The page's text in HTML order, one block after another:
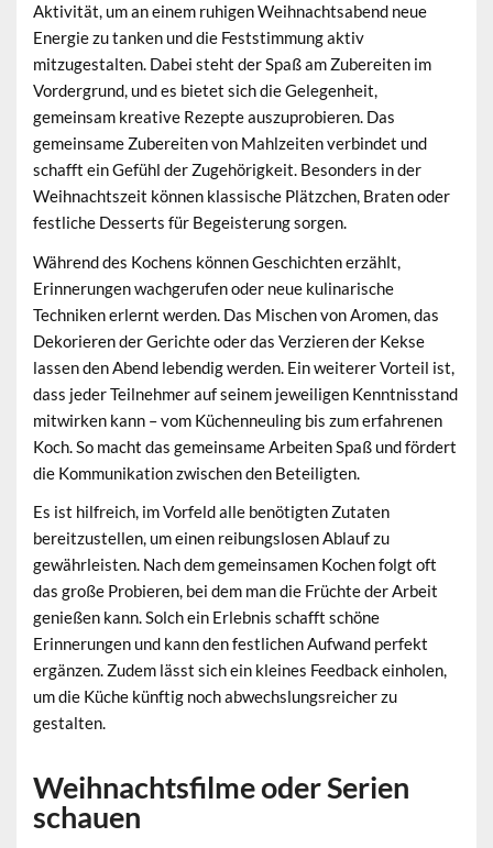
Aktivität, um an einem ruhigen Weihnachtsabend neue
Energie zu tanken und die Feststimmung aktiv
mitzugestalten. Dabei steht der Spaß am Zubereiten im
Vordergrund, und es bietet sich die Gelegenheit,
gemeinsam kreative Rezepte auszuprobieren. Das
gemeinsame Zubereiten von Mahlzeiten verbindet und
schafft ein Gefühl der Zugehörigkeit. Besonders in der
Weihnachtszeit können klassische Plätzchen, Braten oder
festliche Desserts für Begeisterung sorgen.
Während des Kochens können Geschichten erzählt,
Erinnerungen wachgerufen oder neue kulinarische
Techniken erlernt werden. Das Mischen von Aromen, das
Dekorieren der Gerichte oder das Verzieren der Kekse
lassen den Abend lebendig werden. Ein weiterer Vorteil ist,
dass jeder Teilnehmer auf seinem jeweiligen Kenntnisstand
mitwirken kann – vom Küchenneuling bis zum erfahrenen
Koch. So macht das gemeinsame Arbeiten Spaß und fördert
die Kommunikation zwischen den Beteiligten.
Es ist hilfreich, im Vorfeld alle benötigten Zutaten
bereitzustellen, um einen reibungslosen Ablauf zu
gewährleisten. Nach dem gemeinsamen Kochen folgt oft
das große Probieren, bei dem man die Früchte der Arbeit
genießen kann. Solch ein Erlebnis schafft schöne
Erinnerungen und kann den festlichen Aufwand perfekt
ergänzen. Zudem lässt sich ein kleines Feedback einholen,
um die Küche künftig noch abwechslungsreicher zu
gestalten.
Weihnachtsfilme oder Serien
schauen